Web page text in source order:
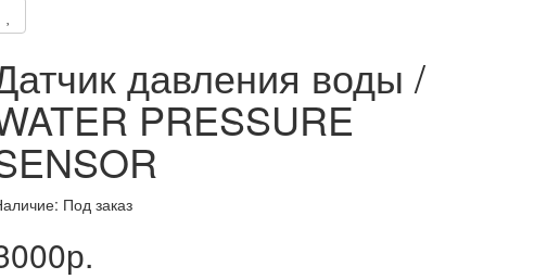
давления воды /
PRESSURE
Под заказ